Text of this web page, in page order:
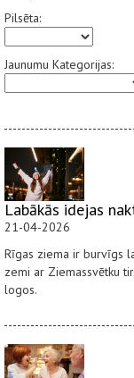
Pilsēta:
Jaunumu Kategorijas:
Labākās idejas
21-04-2026
Rīgas ziema ir burvīgs
zemi ar Ziemassvētku
logos.